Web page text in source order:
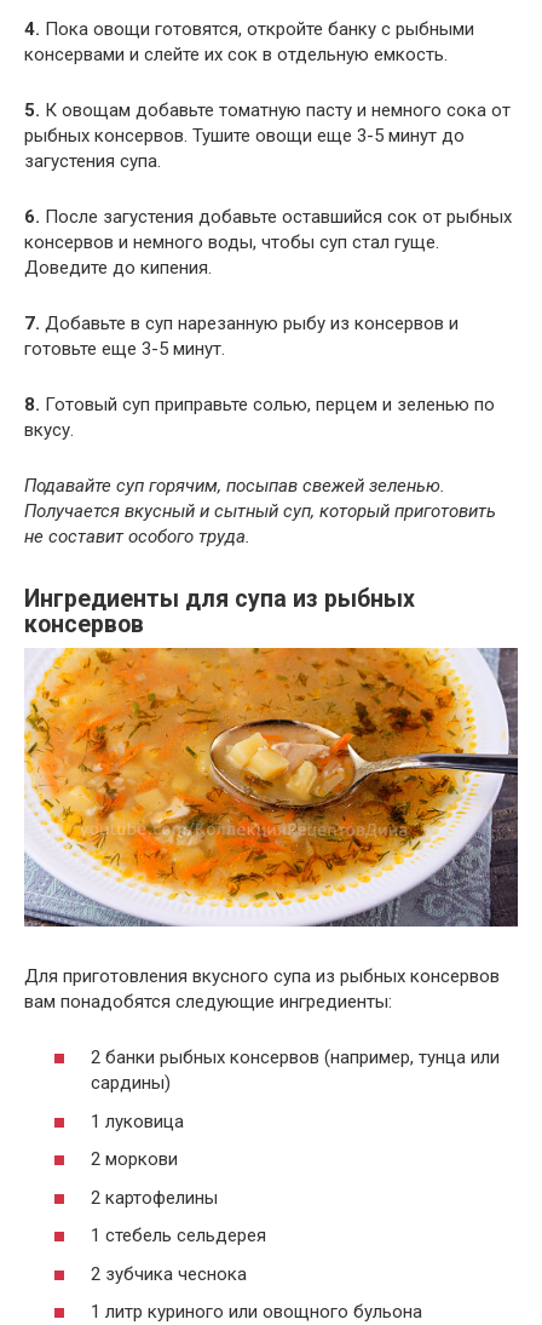
4. Пока овощи готовятся, откройте банку с рыбными
консервами и слейте их сок в отдельную емкость.
5. К овощам добавьте томатную пасту и немного сока от
рыбных консервов. Тушите овощи еще 3-5 минут до
загустения супа.
6. После загустения добавьте оставшийся сок от рыбных
консервов и немного воды, чтобы суп стал гуще.
Доведите до кипения.
7. Добавьте в суп нарезанную рыбу из консервов и
готовьте еще 3-5 минут.
8. Готовый суп приправьте солью, перцем и зеленью по
вкусу.
Подавайте суп горячим, посыпав свежей зеленью.
Получается вкусный и сытный суп, который приготовить
не составит особого труда.
Ингредиенты для супа из рыбных
консервов
Для приготовления вкусного супа из рыбных консервов
вам понадобятся следующие ингредиенты:
2 банки рыбных консервов (например, тунца или
сардины)
1 луковица
2 моркови
2 картофелины
1 стебель сельдерея
2 зубчика чеснока
1 литр куриного или овощного бульона